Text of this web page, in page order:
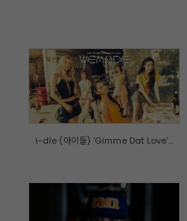
i-dle (아이들) 'Gimme Dat Love'...